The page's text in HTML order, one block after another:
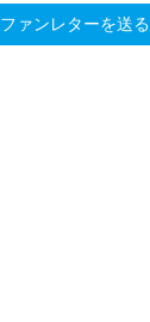
ファンレターを送る